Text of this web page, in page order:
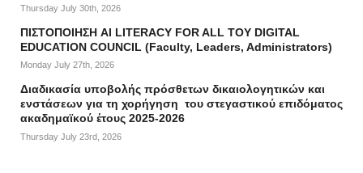
Thursday July 30th, 2026
ΠΙΣΤΟΠΟΙΗΣΗ AI LITERACY FOR ALL ΤΟΥ DIGITAL
EDUCATION COUNCIL (Faculty, Leaders, Administrators)
Monday July 27th, 2026
Διαδικασία υποβολής πρόσθετων δικαιολογητικών και
ενστάσεων για τη χορήγηση του στεγαστικού επιδόματος
ακαδημαϊκού έτους 2025-2026
Thursday July 23rd, 2026